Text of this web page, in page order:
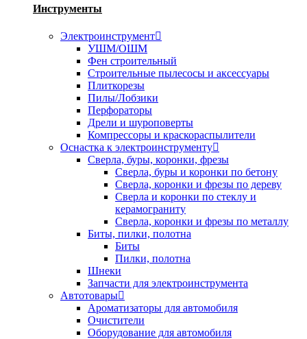
Инструменты
Электроинструмент
УШМ/ОШМ
Фен строительный
Строительные пылесосы и аксессуары
Плиткорезы
Пилы/Лобзики
Перфораторы
Дрели и шуроповерты
Компрессоры и краскораспылители
Оснастка к электроинструменту
Сверла, буры, коронки, фрезы
Сверла, буры и коронки по бетону
Сверла, коронки и фрезы по дереву
Сверла и коронки по стеклу и
керамограниту
Сверла, коронки и фрезы по металлу
Биты, пилки, полотна
Биты
Пилки, полотна
Шнеки
Запчасти для электроинструмента
Автотовары
Ароматизаторы для автомобиля
Очистители
Оборудование для автомобиля